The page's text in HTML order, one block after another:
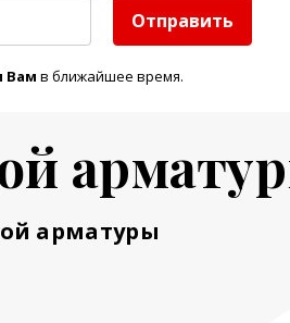
Отправить
Вам в ближайшее время.
арматуры